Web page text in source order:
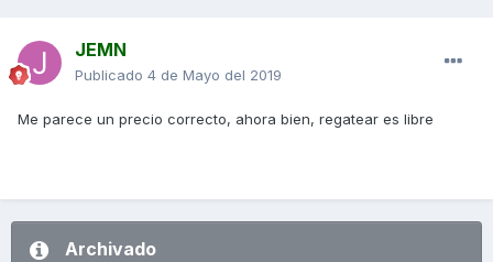
JEMN
Publicado 4 de Mayo del 2019
Me parece un precio correcto, ahora bien, regatear es libre
Archivado